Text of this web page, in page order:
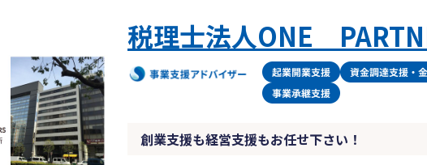
税理士法人ONE
創業支援も経営支援もお任せ下さい！